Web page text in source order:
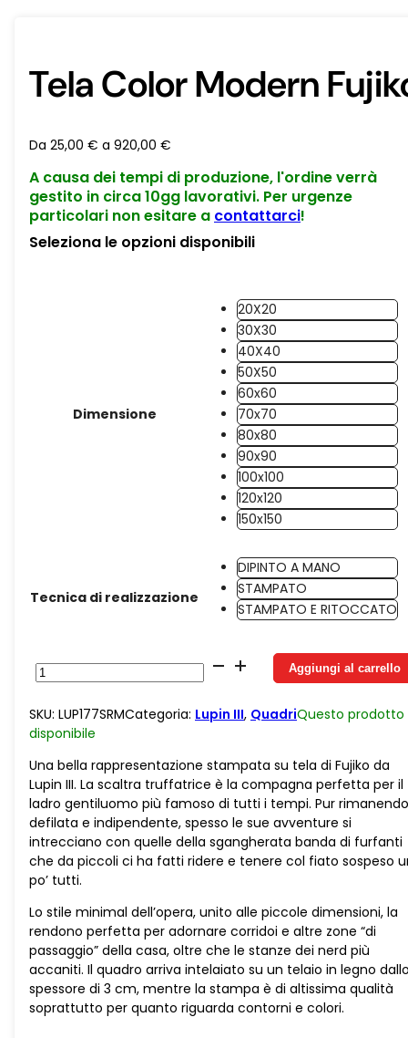
Tela Color Modern
Da 25,00 € a 920,00 €
A causa dei tempi di produzione, l'ordine verrà
gestito in circa 10gg lavorativi. Per urgenze
particolari non esitare a contattarci!
Seleziona le opzioni disponibili
Dimensione
20X20
30X30
40X40
50X50
60x60
70x70
80x80
90x90
100x100
120x120
150x150
Tecnica di realizzazione
DIPINTO A MANO
STAMPATO
STAMPATO E RITOCCATO
Tela
Color
Fujiko
quantità
Aggiungi al carrello
SKU: LUP177SRMCategoria: Lupin III, QuadriQuesto prodotto
disponibile
Una bella rappresentazione stampata su tela di Fujiko da
Lupin III. La scaltra truffatrice è la compagna perfetta per il
ladro gentiluomo più famoso di tutti i tempi. Pur rimanendo
defilata e indipendente, spesso le sue avventure si
intrecciano con quelle della sgangherata banda di furfanti
che da piccoli ci ha fatti ridere e tenere col fiato sospeso
po’ tutti.
Lo stile minimal dell’opera, unito alle piccole dimensioni, la
rendono perfetta per adornare corridoi e altre zone “di
passaggio” della casa, oltre che le stanze dei nerd più
accaniti. Il quadro arriva intelaiato su un telaio in legno
spessore di 3 cm, mentre la stampa è di altissima qualità
soprattutto per quanto riguarda contorni e colori.